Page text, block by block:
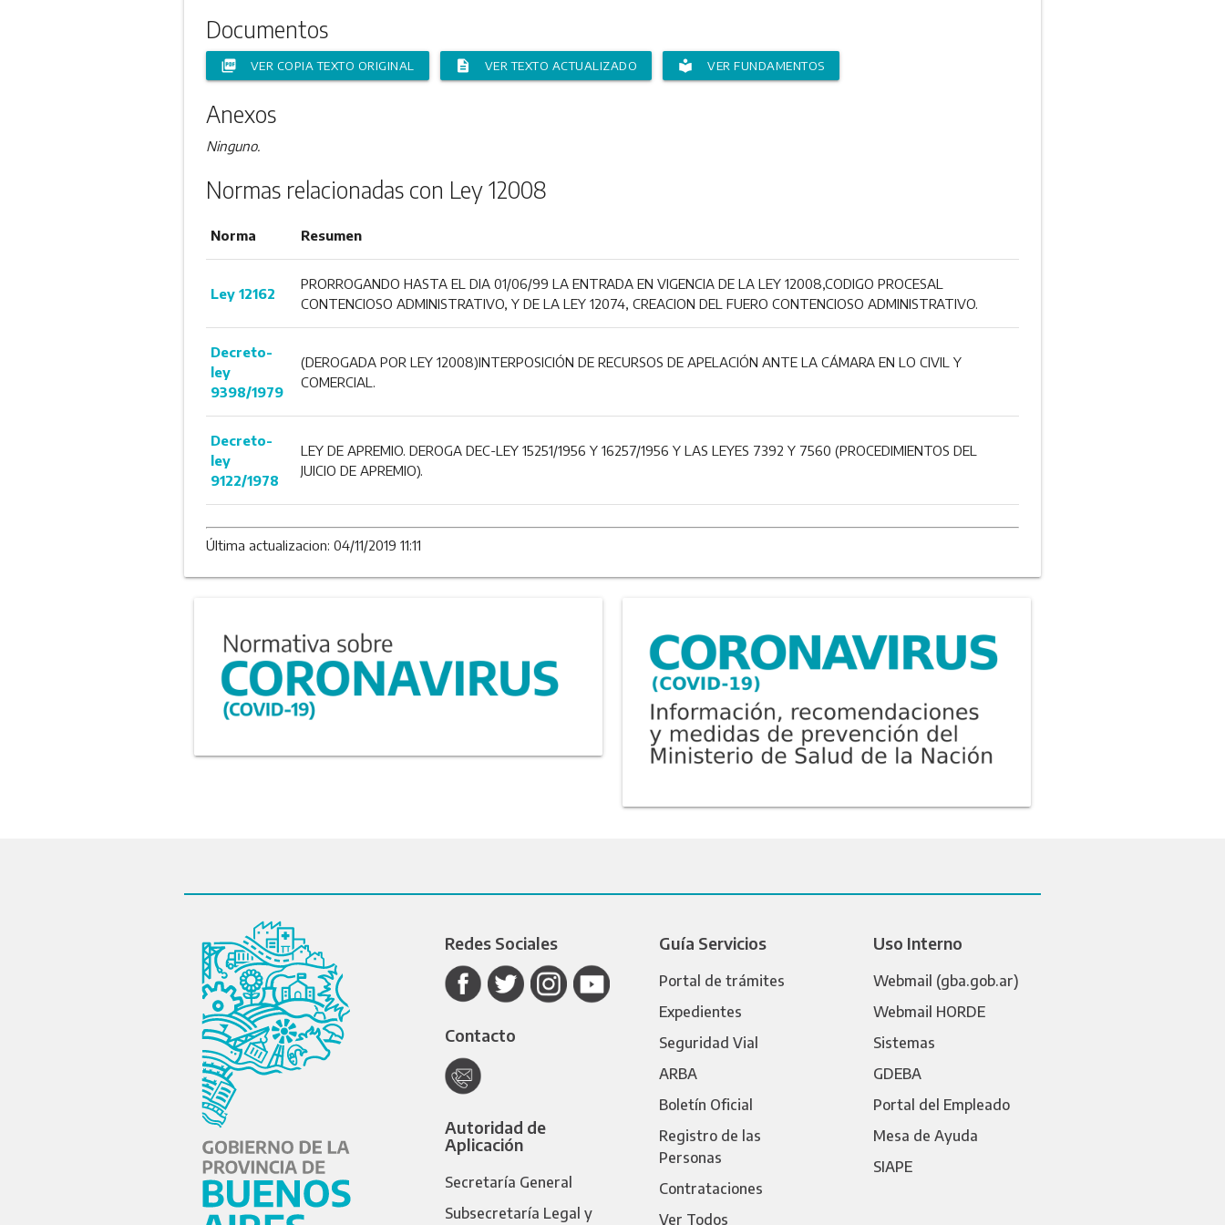
Documentos
picture_as_pdf VER COPIA TEXTO ORIGINAL description VER TEXTO ACTUALIZADO local_library VER FUNDAMENTOS
Anexos
Ninguno.
Normas relacionadas con Ley 12008
Norma Resumen
Ley 12162
PRORROGANDO HASTA EL DIA 01/06/99 LA ENTRADA EN VIGENCIA DE LA LEY 12008,CODIGO PROCESAL
CONTENCIOSO ADMINISTRATIVO, Y DE LA LEY 12074, CREACION DEL FUERO CONTENCIOSO ADMINISTRATIVO.
Decreto-
ley
9398/1979
(DEROGADA POR LEY 12008)INTERPOSICIÓN DE RECURSOS DE APELACIÓN ANTE LA CÁMARA EN LO CIVIL Y
COMERCIAL.
Decreto-
ley
9122/1978
LEY DE APREMIO. DEROGA DEC-LEY 15251/1956 Y 16257/1956 Y LAS LEYES 7392 Y 7560 (PROCEDIMIENTOS DEL
JUICIO DE APREMIO).
Última actualizacion: 04/11/2019 11:11
Redes Sociales
Contacto
Autoridad de
Aplicación
Secretaría General
Subsecretaría Legal y
Guía Servicios
Portal de trámites
Expedientes
Seguridad Vial
ARBA
Boletín Oficial
Registro de las
Personas
Contrataciones
Ver Todos
Uso Interno
Webmail (gba.gob.ar)
Webmail HORDE
Sistemas
GDEBA
Portal del Empleado
Mesa de Ayuda
SIAPE